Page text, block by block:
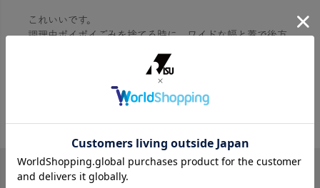
これいいです。
調理中ポイポイごみを捨てる時に、ワイドな幅と蓋で後方
1件中 1-1件表示